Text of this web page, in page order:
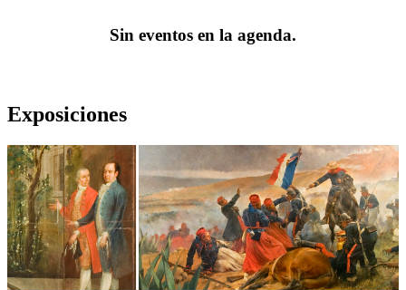
Sin eventos en la agenda.
Exposiciones